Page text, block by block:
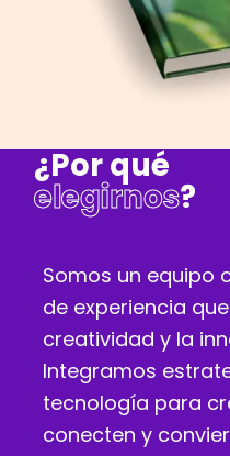
¿Por qué
elegirnos?
Somos un equipo
de experiencia
creatividad y la
Integramos
tecnología para
conecten y